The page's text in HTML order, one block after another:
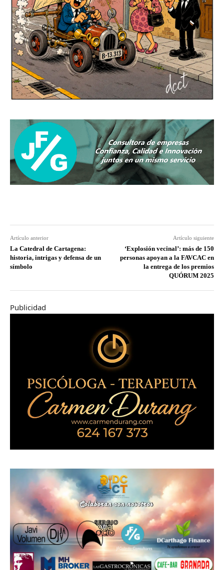
Artículo anterior
La Catedral de Cartagena:
historia, intrigas y defensa de un
símbolo
Artículo siguiente
‘Explosión vecinal’: más de 150
personas apoyan a la FAVCAC en
la entrega de los premios
QUÓRUM 2025
Publicidad